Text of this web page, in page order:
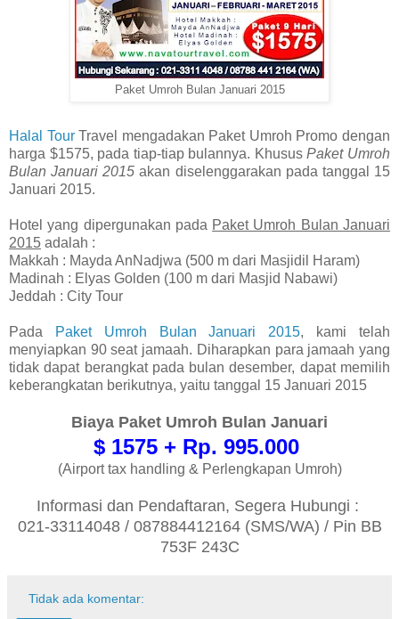
Paket Umroh Bulan Januari 2015
Halal TourTravel mengadakan Paket Umroh Promo dengan
harga $1575, pada tiap-tiap bulannya. KhususPaket Umroh
Bulan Januari 2015 akan diselenggarakan pada tanggal 15
Januari 2015.
Hotel yang dipergunakan pada Paket Umroh Bulan Januari
2015 adalah :
Makkah : Mayda AnNadjwa (500 m dari Masjidil Haram)
Madinah : Elyas Golden (100 m dari Masjid Nabawi)
Jeddah : City Tour
Pada Paket Umroh Bulan Januari 2015, kami telah
menyiapkan 90 seat jamaah. Diharapkan para jamaah yang
tidak dapat berangkat pada bulan desember, dapat memilih
keberangkatan berikutnya, yaitu tanggal 15 Januari 2015
Biaya Paket Umroh Bulan Januari
$ 1575 + Rp. 995.000
(Airport tax handling & Perlengkapan Umroh)
Informasi dan Pendaftaran, Segera Hubungi :
021-33114048 / 087884412164 (SMS/WA) / Pin BB
753F 243C
Tidak ada komentar: